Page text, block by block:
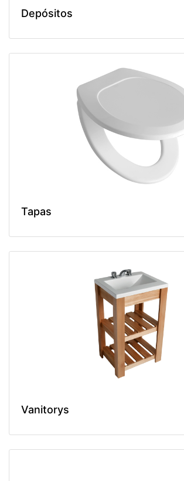
Depósitos
Tapas
Vanitorys